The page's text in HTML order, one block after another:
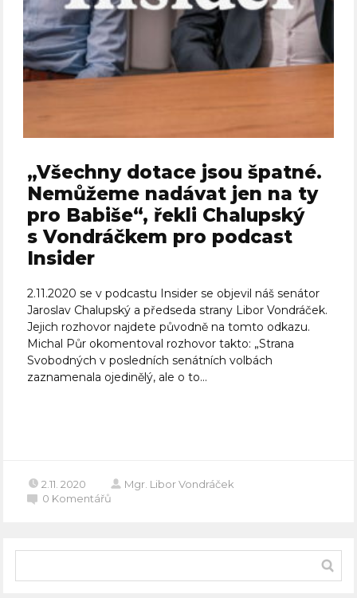
„Všechny dotace jsou špatné.
Nemůžeme nadávat jen na ty
pro Babiše“, řekli Chalupský
s Vondráčkem pro podcast
Insider
2.11.2020 se v podcastu Insider se objevil náš senátor
Jaroslav Chalupský a předseda strany Libor Vondráček.
Jejich rozhovor najdete původně na tomto odkazu.
Michal Půr okomentoval rozhovor takto: „Strana
Svobodných v posledních senátních volbách
zaznamenala ojedinělý, ale o to...
2.11. 2020
Mgr. Libor Vondráček
0 Komentářů